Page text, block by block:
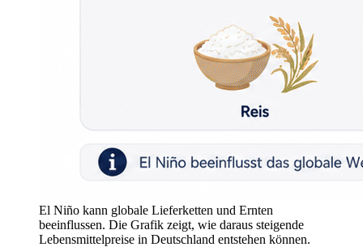
El Niño kann globale Lieferketten und Ernten
beeinflussen. Die Grafik zeigt, wie daraus steigende
Lebensmittelpreise in Deutschland entstehen können.